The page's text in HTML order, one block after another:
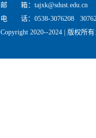
邮 箱：tajxk@sdust.edu.cn
电 话：0538-3076208
Copyright 2020--2024 | 版权所